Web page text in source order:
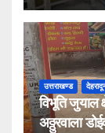
उत्तराखण्ड
विभूति जुयाल
अठ्ठुरवाला